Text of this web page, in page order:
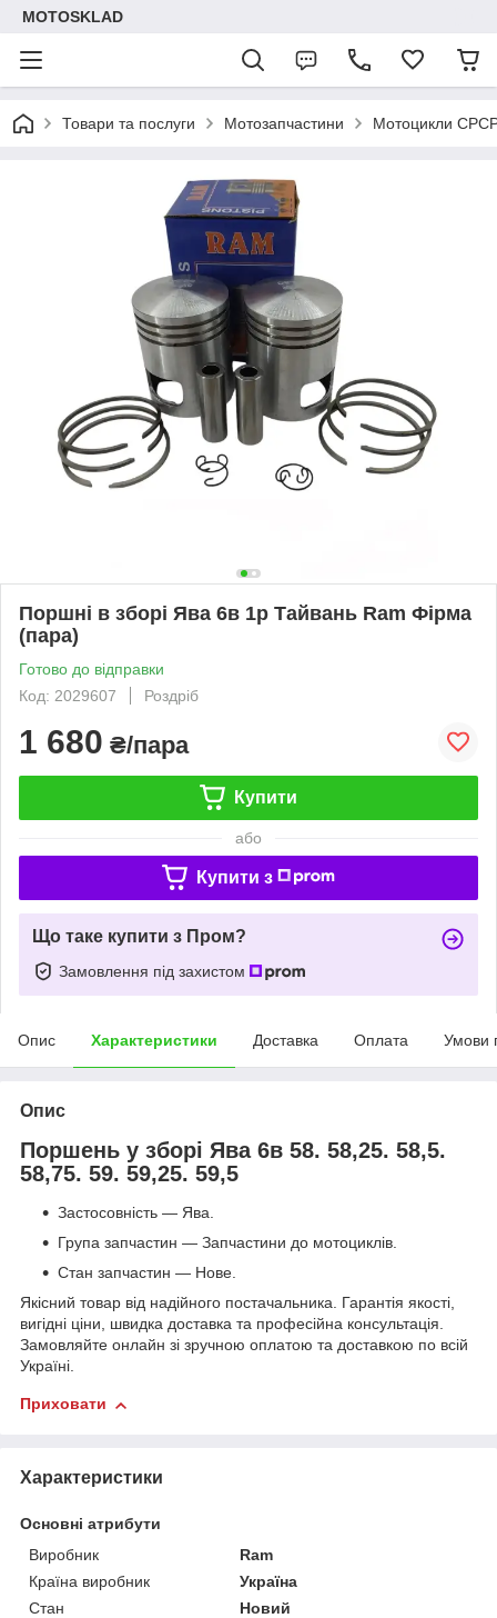
MOTOSKLAD
Товари та послуги Мотозапчастини Мотоцикли
Поршні в зборі Ява 6в 1р Тайвань Ram Фірма
(пара)
Готово до відправки
Код: 2029607
Роздріб
1 680 ₴/пара
Купити
або
Купити з
Що таке купити з Пром?
Замовлення під захистом
Опис Характеристики Доставка Оплата Умови
Опис
Поршень у зборі Ява 6в 58. 58,25. 58,5.
58,75. 59. 59,25. 59,5
Застосовність — Ява.
Група запчастин — Запчастини до мотоциклів.
Стан запчастин — Нове.
Якісний товар від надійного постачальника. Гарантія якості,
вигідні ціни, швидка доставка та професійна консультація.
Замовляйте онлайн зі зручною оплатою та доставкою по всій
Україні.
Приховати
Характеристики
Основні атрибути
Виробник
Ram
Країна виробник
Україна
Стан
Новий